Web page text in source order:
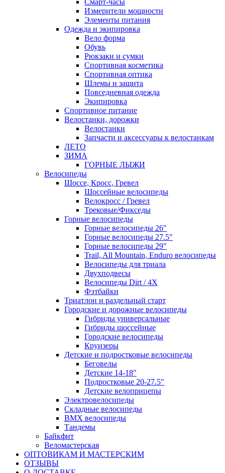
Измерители мощности
Элементы питания
Одежда и экипировка
Вело форма
Обувь
Рюкзаки и сумки
Спортивная косметика
Спортивная оптика
Шлемы и защита
Повседневная одежда
Экипировка
Спортивное питание
Велостанки, дорожки
Велостанки
Запчасти и аксессуары к велостанкам
ЛЕТО
ЗИМА
ГОРНЫЕ ЛЫЖИ
Велосипеды
Шоссе, Кросс, Гревел
Шоссейные велосипеды
Велокросс / Гревел
Трековые/Фикседы
Горные велосипеды
Горные велосипеды 26"
Горные велосипеды 27.5"
Горные велосипеды 29"
Trail, All Mountain, Enduro велосипеды
Велосипеды для триала
Двухподвесы
Велосипеды Dirt / 4X
Фэтбайки
Триатлон и раздельный старт
Городские и дорожные велосипеды
Гибриды универсальные
Гибриды шоссейные
Городские велосипеды
Круизеры
Детские и подростковые велосипеды
Беговелы
Детские 14-18"
Подростковые 20-27.5"
Детские велоприцепы
Электровелосипеды
Складные велосипеды
BMX велосипеды
Тандемы
Байкфит
Веломастерская
ОПТОВИКАМ И МАСТЕРСКИМ
ОТЗЫВЫ